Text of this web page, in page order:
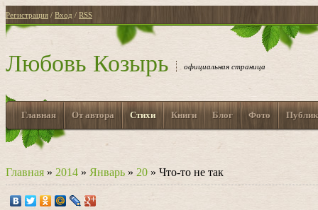
Регистрация / Вход / RSS
Любовь Козырь официальная страница
Главная От автора Стихи Книги Блог Фото
Главная » 2014 » Январь » 20 » Что-то не так